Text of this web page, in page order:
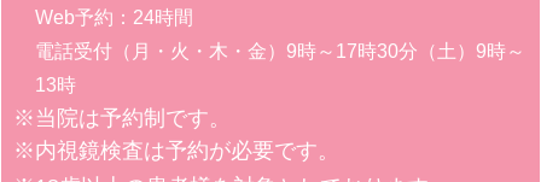
Web予約：24時間
電話受付（月・火・木・金）9時～17時30分（土）9時～
13時
※当院は予約制です。
※内視鏡検査は予約が必要です。